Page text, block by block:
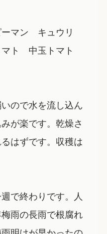
マン キュウリ
ト 中玉トマト
ので水を流し込ん
が楽です。乾燥さ
はずです。収穫は
で終わりです。人
雨の長雨で根腐れ